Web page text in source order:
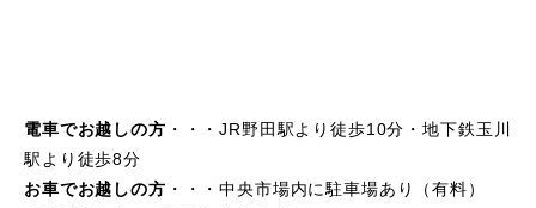
電車でお越しの方 ・・・JR野田駅より徒歩10分・地下鉄玉川
駅より徒歩8分
お車でお越しの方 ・・・中央市場内に駐車場あり（有料）